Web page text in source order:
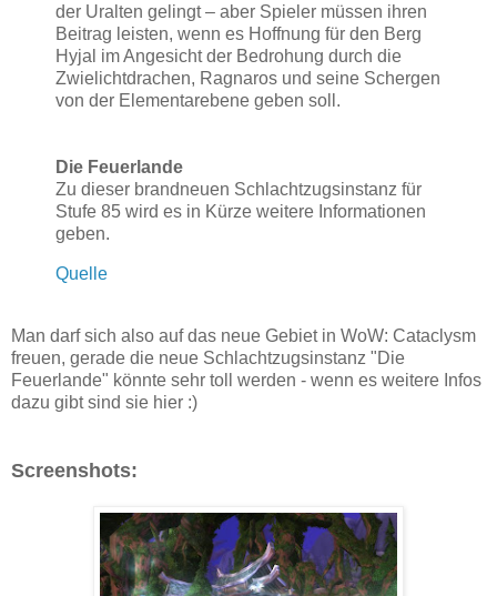
der Uralten gelingt – aber Spieler müssen ihren
Beitrag leisten, wenn es Hoffnung für den Berg
Hyjal im Angesicht der Bedrohung durch die
Zwielichtdrachen, Ragnaros und seine Schergen
von der Elementarebene geben soll.
Die Feuerlande
Zu dieser brandneuen Schlachtzugsinstanz für
Stufe 85 wird es in Kürze weitere Informationen
geben.
Quelle
Man darf sich also auf das neue Gebiet in WoW: Cataclysm
freuen, gerade die neue Schlachtzugsinstanz "Die
Feuerlande" könnte sehr toll werden - wenn es weitere Infos
dazu gibt sind sie hier :)
Screenshots: